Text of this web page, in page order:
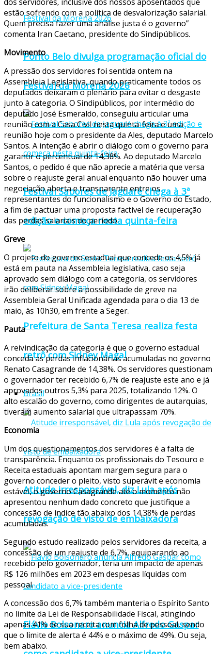
Ponto Belo divulga programação oficial do
Festival da Morena 2026
Festival Sabores de Jaguaré chega à 3ª
edição e começa nesta quinta-feira
Prefeitura de Santa Teresa realiza festa
retrô com Sidney Magal
Brasil
Atitude irresponsável, diz Lula após
revogação de visto de embaixadora
Flávio Bolsonaro anuncia Alfredo Gaspar
dos servidores, inclusive dos nossos aposentados que
estão sofrendo com a política de desvalorização salarial.
Quem precisa fazer uma análise justa é o governo”
comenta Iran Caetano, presidente do Sindipúblicos.
Movimento
A pressão dos servidores foi sentida ontem na
Assembleia Legislativa, quando praticamente todos os
deputados deixaram o plenário para evitar o desgaste
junto à categoria. O Sindipúblicos, por intermédio do
deputado José Esmeraldo, conseguiu articular uma
reunião com a Casa Civil nesta quinta-feira e uma
reunião hoje com o presidente da Ales, deputado Marcelo
Santos. A intenção é abrir o diálogo com o governo para
garantir o percentual de 14,38%. Ao deputado Marcelo
Santos, o pedido é que não aprecie a matéria que versa
sobre o reajuste geral anual enquanto não houver uma
negociação aberta e transparente entre os
representantes do funcionalismo e o Governo do Estado,
a fim de pactuar uma proposta factível de recuperação
das perdas salariais do período.
Greve
O projeto do governo estadual que concede os 4,5% já
está em pauta na Assembleia legislativa, caso seja
aprovado sem diálogo com a categoria, os servidores
irão deliberar sobre a possibilidade de greve na
Assembleia Geral Unificada agendada para o dia 13 de
maio, às 10h30, em frente a Seger.
Pauta
A reivindicação da categoria é que o governo estadual
conceda as perdas inflacionárias acumuladas no governo
Renato Casagrande de 14,38%. Os servidores questionam
o governador ter recebido 6,7% de reajuste este ano e já
aprovados outros 5,3% para 2025, totalizando 12%. O
alto escalão do governo, como dirigentes de autarquias,
tiveram aumento salarial que ultrapassam 70%.
Economia
Um dos questionamentos dos servidores é a falta de
transparência. Enquanto os profissionais do Tesouro e
Receita estaduais apontam margem segura para o
governo conceder o pleito, visto superávit e economia
estável, o governo Casagrande até o momento não
apresentou nenhum dado concreto que justifique a
concessão de índice tão abaixo dos 14,38% de perdas
acumuladas.
Segundo estudo realizado pelos servidores da receita, a
concessão de um reajuste de 6,7%, equiparando ao
recebido pelo governador, teria um impacto de apenas
R$ 126 milhões em 2023 em despesas líquidas com
pessoal.
A concessão dos 6,7% também manteria o Espírito Santo
no limite da Lei de Responsabilidade Fiscal, atingindo
apenas 41% de sua receita com folha de pessoal, sendo
que o limite de alerta é 44% e o máximo de 49%. Ou seja,
bem abaixo.